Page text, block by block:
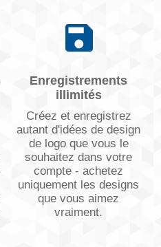
Enregistrements
illimités
Créez et enregistrez
autant d'idées de design
de logo que vous le
souhaitez dans votre
compte - achetez
uniquement les designs
que vous aimez
vraiment.